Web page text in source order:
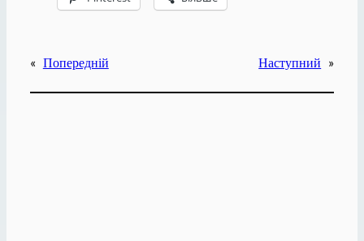
« Попередній Наступний »